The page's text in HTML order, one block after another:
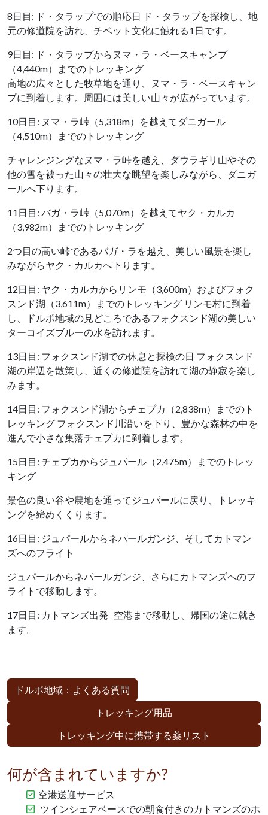
8日目: ド・タラップでの順応日 ド・タラップを探検し、地
元の修道院を訪れ、チベット文化に触れる1日です。
9日目: ド・タラップからヌマ・ラ・ベースキャンプ
（4,440m）までのトレッキング
高地の広々とした牧草地を通り、ヌマ・ラ・ベースキャン
プに到着します。周囲には美しい山々が広がっています。
10日目: ヌマ・ラ峠（5,318m）を越えてダニガール
（4,510m）までのトレッキング
チャレンジングなヌマ・ラ峠を越え、ダウラギリ山やその
他の雪を被った山々の壮大な眺望を楽しみながら、ダニガ
ールへ下ります。
11日目: バガ・ラ峠（5,070m）を越えてヤク・カルカ
（3,982m）までのトレッキング
2つ目の高い峠であるバガ・ラを越え、美しい風景を楽し
みながらヤク・カルカへ下ります。
12日目: ヤク・カルカからリンモ（3,600m）およびフォク
スンド湖（3,611m）までのトレッキング リンモ村に到着
し、ドルポ地域の見どころであるフォクスンド湖の美しい
ターコイズブルーの水を訪れます。
13日目: フォクスンド湖での休息と探検の日 フォクスンド
湖の岸辺を散策し、近くの修道院を訪れて湖の静寂を楽し
みます。
14日目: フォクスンド湖からチェプカ（2,838m）までのト
レッキング フォクスンド川沿いを下り、豊かな森林の中を
進んで小さな集落チェプカに到着します。
15日目: チェプカからジュパール（2,475m）までのトレッ
キング
景色の良い谷や農地を通ってジュパールに戻り、トレッキ
ングを締めくくります。
16日目: ジュパールからネパールガンジ、そしてカトマン
ズへのフライト
ジュパールからネパールガンジ、さらにカトマンズへのフ
ライトで移動します。
17日目: カトマンズ出発 空港まで移動し、帰国の途に就き
ます。
ドルポ地域：よくある質問
トレッキング用品
トレッキング中に携帯する薬リスト
何が含まれていますか?
空港送迎サービス
ツインシェアベースでの朝食付きのカトマンズのホ